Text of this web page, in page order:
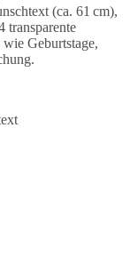
(ca. 61 cm),
transparente
Geburtstage,